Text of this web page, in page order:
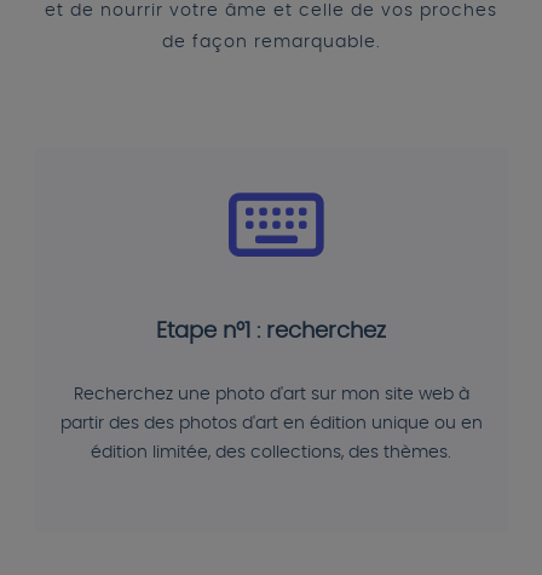
et de nourrir votre âme et celle de vos proches
de façon remarquable.
Etape n°1 : recherchez
Recherchez une photo d'art sur mon site web à
partir des des photos d'art en édition unique ou en
édition limitée, des collections, des thèmes.